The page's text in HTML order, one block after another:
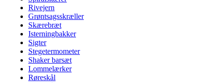
Rivejern
Grøntsagsskræller
Skærebræt
Isterningbakker
Sigter
Stegetermometer
Shaker barsæt
Lommelærker
Røreskål